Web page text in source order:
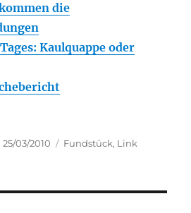
die
Kaulquappe oder
Posted
25/03/2010 Categories
Fundstück, Link